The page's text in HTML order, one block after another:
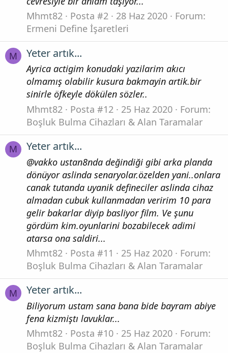
Mhmt82
Posta #2 28 Haz 2020
Forum:
Ermeni Define İşaretleri
M Yeter artık...
Ayrica actigim konudaki yazilarim akıcı
olmamış olabilir kusura bakmayin artik.bir
sinirle öfkeyle dökülen sözler..
Mhmt82
Posta #12 25 Haz 2020
Forum:
Boşluk Bulma Cihazları & Alan Taramalar
M Yeter artık...
@vakko ustan8nda değindiği gibi arka planda
dönüyor aslinda senaryolar.özelden yani..onlara
canak tutanda uyanik defineciler aslinda cihaz
almadan cubuk kullanmadan veririm 10 para
gelir bakarlar diyip basliyor film. Ve şunu
gördüm kim.oyunlarini bozabilecek adimi
atarsa ona saldiri...
Mhmt82
Posta #11 25 Haz 2020
Forum:
Boşluk Bulma Cihazları & Alan Taramalar
M Yeter artık...
Biliyorum ustam sana bana bide bayram abiye
fena kizmiştı lavuklar...
Mhmt82
Posta #10 25 Haz 2020
Forum:
Boşluk Bulma Cihazları & Alan Taramalar